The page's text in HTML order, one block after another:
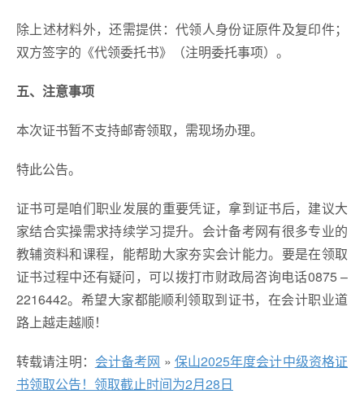
除上述材料外，还需提供：代领人身份证原件及复印件；
双方签字的《代领委托书》（注明委托事项）。
五、注意事项
本次证书暂不支持邮寄领取，需现场办理。
特此公告。
证书可是咱们职业发展的重要凭证，拿到证书后，建议大
家结合实操需求持续学习提升。会计备考网有很多专业的
教辅资料和课程，能帮助大家夯实会计能力。要是在领取
证书过程中还有疑问，可以拨打市财政局咨询电话0875 –
2216442。希望大家都能顺利领取到证书，在会计职业道
路上越走越顺！
转载请注明： 会计备考网 » 保山2025年度会计中级资格证
书领取公告！领取截止时间为2月28日